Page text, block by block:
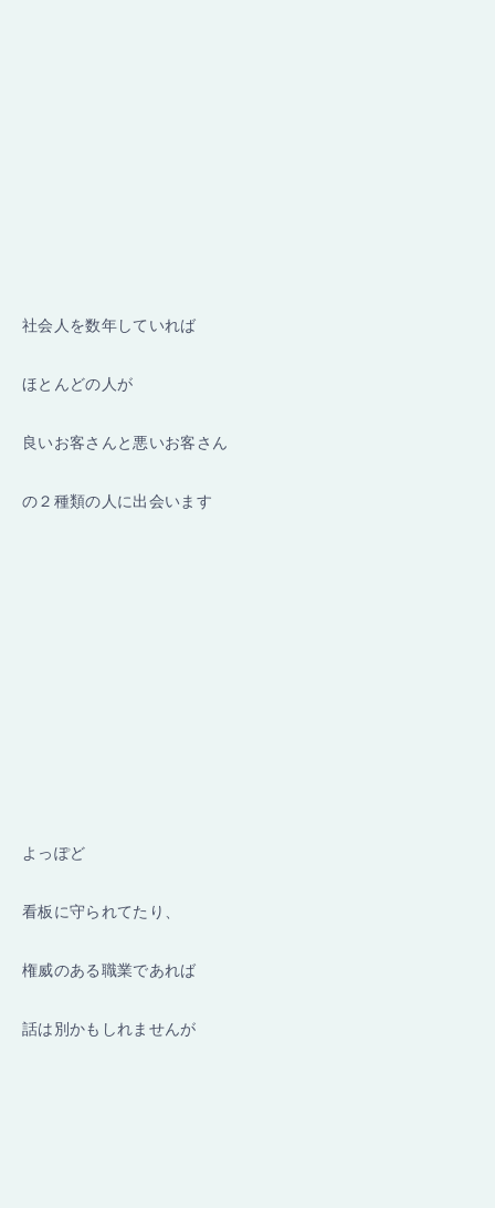
社会人を数年していれば
ほとんどの人が
良いお客さんと悪いお客さん
の２種類の人に出会います
よっぽど
看板に守られてたり、
権威のある職業であれば
話は別かもしれませんが